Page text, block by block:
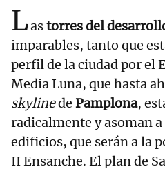
Lastorres del
imparables, tanto que
perfil de la ciudad por el
Media Luna, que hasta
skylinede Pamplona,
radicalmente y asoman
edificios, que serán a la
II Ensanche. El plan de